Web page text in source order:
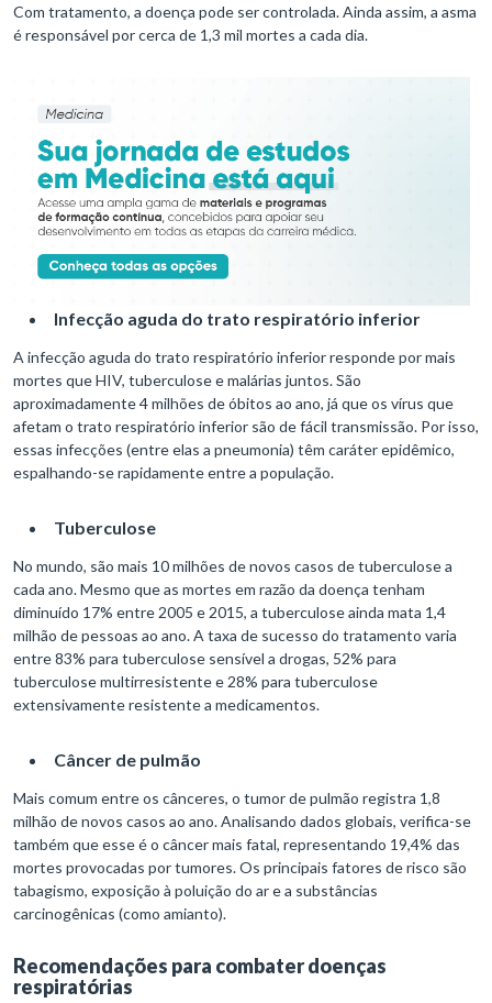
Com tratamento, a doença pode ser controlada. Ainda assim, a asma
é responsável por cerca de 1,3 mil mortes a cada dia.
Infecção aguda do trato respiratório inferior
A infecção aguda do trato respiratório inferior responde por mais
mortes que HIV, tuberculose e malárias juntos. São
aproximadamente 4 milhões de óbitos ao ano, já que os vírus que
afetam o trato respiratório inferior são de fácil transmissão. Por isso,
essas infecções (entre elas a pneumonia) têm caráter epidêmico,
espalhando-se rapidamente entre a população.
Tuberculose
No mundo, são mais 10 milhões de novos casos de tuberculose a
cada ano. Mesmo que as mortes em razão da doença tenham
diminuído 17% entre 2005 e 2015, a tuberculose ainda mata 1,4
milhão de pessoas ao ano. A taxa de sucesso do tratamento varia
entre 83% para tuberculose sensível a drogas, 52% para
tuberculose multirresistente e 28% para tuberculose
extensivamente resistente a medicamentos.
Câncer de pulmão
Mais comum entre os cânceres, o tumor de pulmão registra 1,8
milhão de novos casos ao ano. Analisando dados globais, verifica-se
também que esse é o câncer mais fatal, representando 19,4% das
mortes provocadas por tumores. Os principais fatores de risco são
tabagismo, exposição à poluição do ar e a substâncias
carcinogênicas (como amianto).
Recomendações para combater doenças
respiratórias